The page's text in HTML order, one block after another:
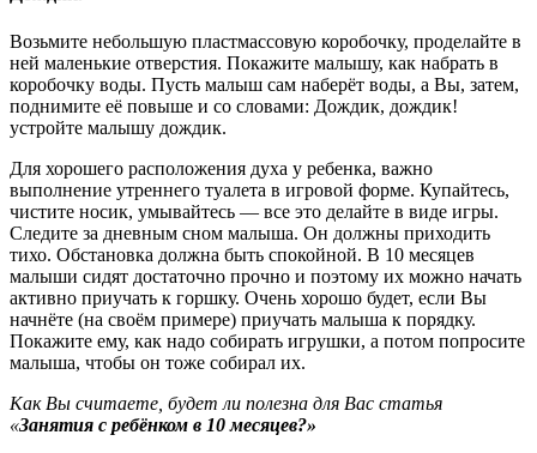
Возьмите небольшую пластмассовую коробочку, проделайте в
ней маленькие отверстия. Покажите малышу, как набрать в
коробочку воды. Пусть малыш сам наберёт воды, а Вы, затем,
поднимите её повыше и со словами: Дождик, дождик!
устройте малышу дождик.
Для хорошего расположения духа у ребенка, важно
выполнение утреннего туалета в игровой форме. Купайтесь,
чистите носик, умывайтесь — все это делайте в виде игры.
Следите за дневным сном малыша. Он должны приходить
тихо. Обстановка должна быть спокойной. В 10 месяцев
малыши сидят достаточно прочно и поэтому их можно начать
активно приучать к горшку. Очень хорошо будет, если Вы
начнёте (на своём примере) приучать малыша к порядку.
Покажите ему, как надо собирать игрушки, а потом попросите
малыша, чтобы он тоже собирал их.
Как Вы считаете, будет ли полезна для Вас статья
«Занятия с ребёнком в 10 месяцев?»